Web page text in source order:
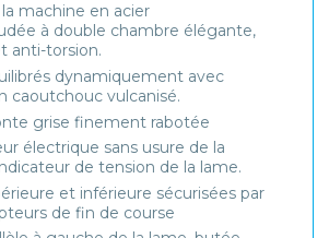
la machine en acier
à double chambre élégante,
anti-torsion.
dynamiquement avec
caoutchouc vulcanisé.
grise finement rabotée
électrique sans usure de la
de tension de la lame.
et inférieure sécurisées par
de fin de course